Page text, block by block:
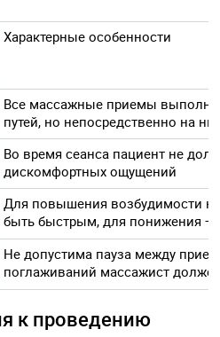
Характерные особенности
Все массажные приемы
путей, но непосредственно на
Во время сеанса пациент не
дискомфортных ощущений
Для повышения возбудимости
быть быстрым, для понижения
Не допустима пауза между
поглаживаний массажист
к проведению